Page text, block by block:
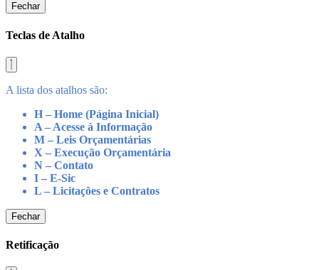
Fechar
Teclas de Atalho
A lista dos atalhos são:
H – Home (Página Inicial)
A – Acesse à Informação
M – Leis Orçamentárias
X – Execução Orçamentária
N – Contato
I – E-Sic
L – Licitações e Contratos
Fechar
Retificação